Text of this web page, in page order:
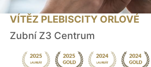
VÍTĚZ PLEBISCITY ORLOVÉ
Zubní Z3 Centrum